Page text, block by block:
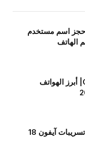
حجز اسم مستخدم
الهاتف
أبرزها Oppo Reno 16| أبرز الهواتف
من 8 إلى 9 جيجا رام| تسريبات آيفون 18